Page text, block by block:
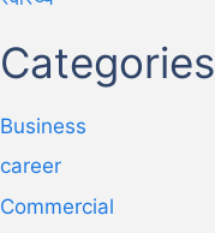
Categories
Business
career
Commercial